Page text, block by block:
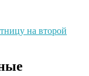
на второй